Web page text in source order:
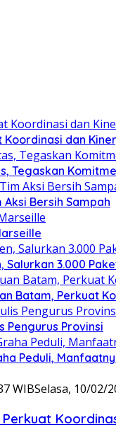
dan
Tegaskan
Aksi Bersih Sampah
Salurkan 3.000
Batam, Perkuat
Pengurus Provinsi
Peduli,
WIBSelasa, 10/02/